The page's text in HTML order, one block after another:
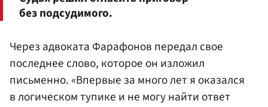
без подсудимого.
Через адвоката Фарафонов передал свое
последнее слово, которое он изложил
письменно. «Впервые за много лет я оказался
в логическом тупике и не могу найти ответ